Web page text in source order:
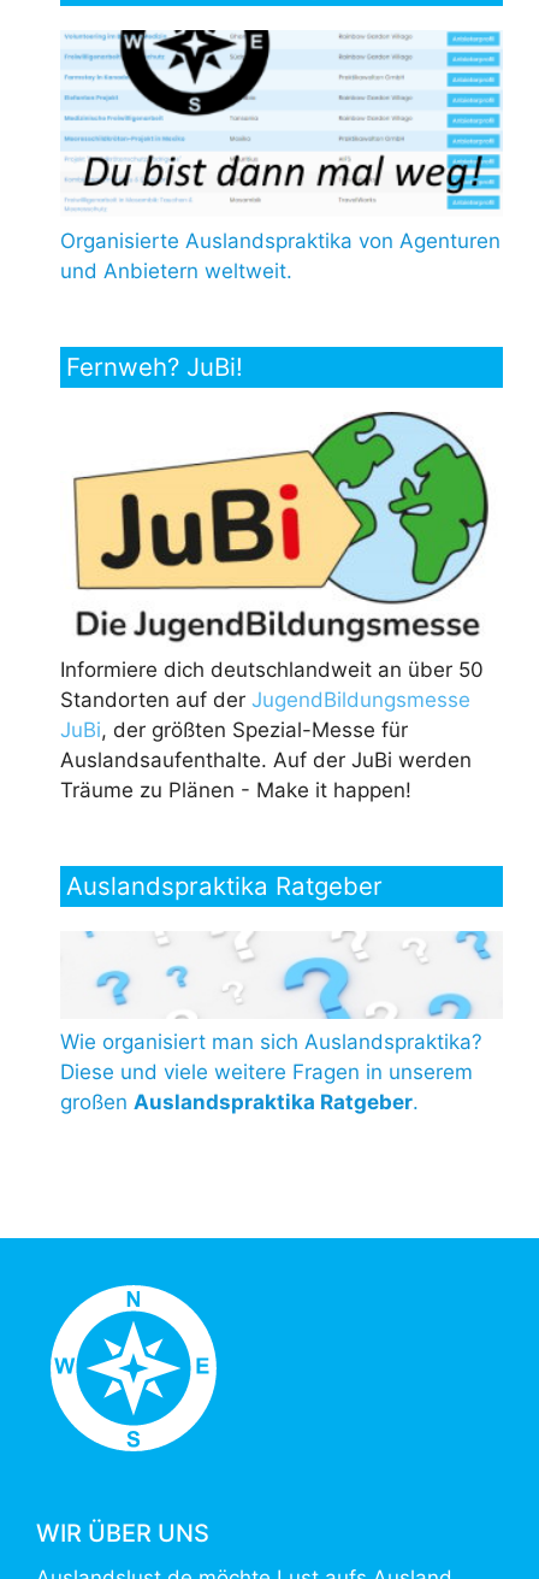
Organisierte Auslandspraktika von Agenturen
und Anbietern weltweit.
Fernweh? JuBi!
Informiere dich deutschlandweit an über 50
Standorten auf der JugendBildungsmesse
JuBi, der größten Spezial-Messe für
Auslandsaufenthalte. Auf der JuBi werden
Träume zu Plänen - Make it happen!
Auslandspraktika Ratgeber
Wie organisiert man sich Auslandspraktika?
Diese und viele weitere Fragen in unserem
großen Auslandspraktika Ratgeber.
WIR ÜBER UNS